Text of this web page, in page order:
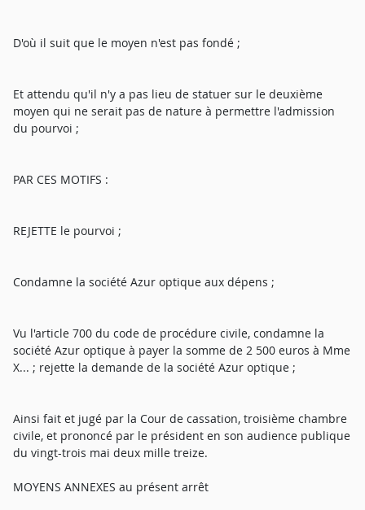
D'où il suit que le moyen n'est pas fondé ;
Et attendu qu'il n'y a pas lieu de statuer sur le deuxième
moyen qui ne serait pas de nature à permettre l'admission
du pourvoi ;
PAR CES MOTIFS :
REJETTE le pourvoi ;
Condamne la société Azur optique aux dépens ;
Vu l'article 700 du code de procédure civile, condamne la
société Azur optique à payer la somme de 2 500 euros à Mme
X... ; rejette la demande de la société Azur optique ;
Ainsi fait et jugé par la Cour de cassation, troisième chambre
civile, et prononcé par le président en son audience publique
du vingt-trois mai deux mille treize.
MOYENS ANNEXES au présent arrêt